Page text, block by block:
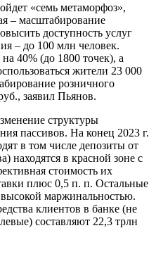
«семь метаморфоз»,
– масштабирование
доступность услуг
– до 100 млн человек.
40% (до 1800 точек), а
жители 23 000
розничного
заявил Пьянов.
структуры
пассивов. На конец 2023 г.
в том числе депозиты от
находятся в красной зоне с
стоимость их
плюс 0,5 п. п. Остальные
высокой маржинальностью.
клиентов в банке (не
составляют 22,3 трлн